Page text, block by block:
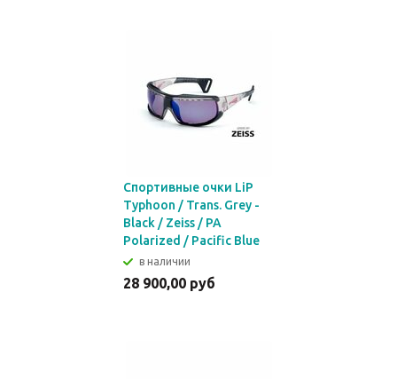
Спортивные очки LiP
Typhoon / Trans. Grey -
Black / Zeiss / PA
Polarized / Pacific Blue
в наличии
28 900,00 руб